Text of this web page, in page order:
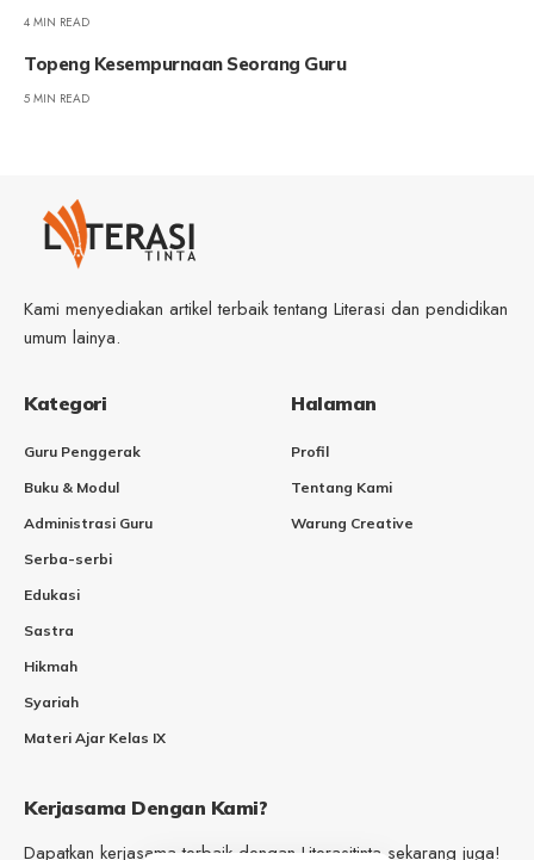
4 MIN READ
Topeng Kesempurnaan Seorang Guru
5 MIN READ
Kami menyediakan artikel terbaik tentang Literasi dan pendidikan
umum lainya.
Kategori
Guru Penggerak
Buku & Modul
Administrasi Guru
Serba-serbi
Edukasi
Sastra
Hikmah
Syariah
Materi Ajar Kelas IX
Halaman
Profil
Tentang Kami
Warung Creative
Kerjasama Dengan Kami?
Dapatkan kerjasama terbaik dengan Literasitinta sekarang juga!